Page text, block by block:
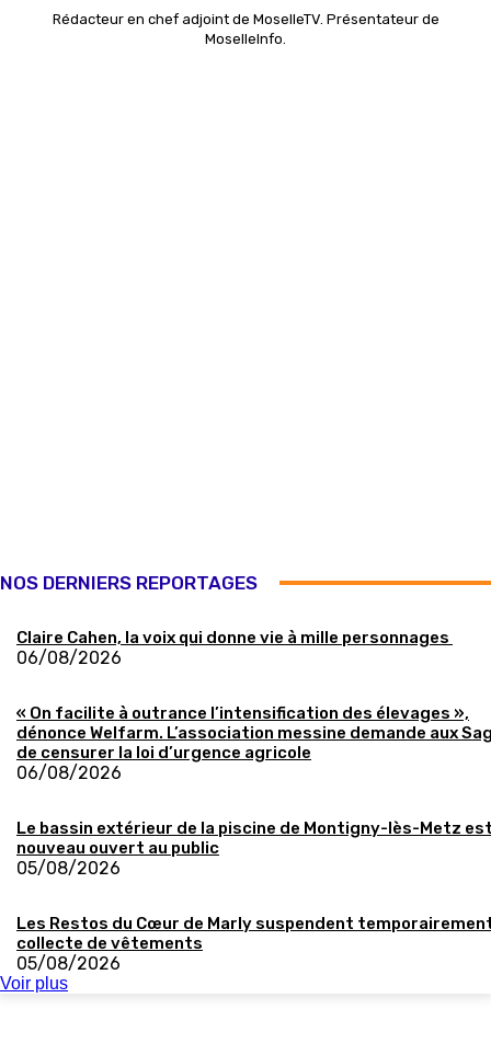
Rédacteur en chef adjoint de MoselleTV. Présentateur de
MoselleInfo.
NOS DERNIERS REPORTAGES
Claire Cahen, la voix qui donne vie à mille personnages
06/08/2026
« On facilite à outrance l’intensification des élevages »,
dénonce Welfarm. L’association messine demande aux
de censurer la loi d’urgence agricole
06/08/2026
Le bassin extérieur de la piscine de Montigny-lès-Metz
nouveau ouvert au public
05/08/2026
Les Restos du Cœur de Marly suspendent
collecte de vêtements
05/08/2026
Voir plus